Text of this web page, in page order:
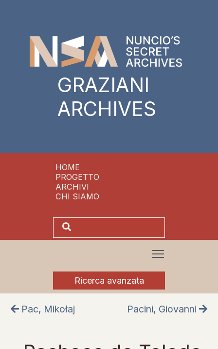
GRAZIANI
ARCHIVES
HOME
PROGETTO
ARCHIVI
CHI SIAMO
Ricerca avanzata
Pac, Mikołaj Pacini, Giovanni